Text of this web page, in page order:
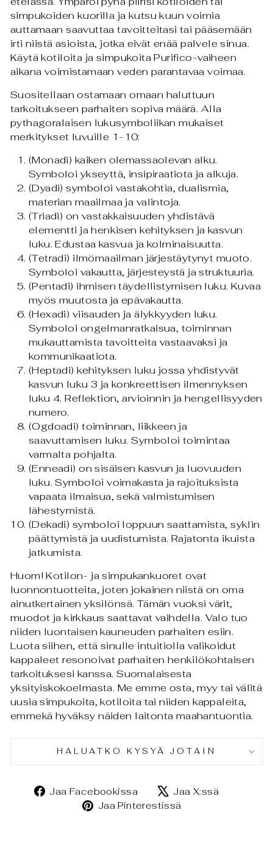
simpukoiden kuorilla ja kutsu kuun voimia
auttamaan saavuttaa tavoitteitasi tai pääsemään
irti niistä asioista, jotka eivät enää palvele sinua.
Käytä kotiloita ja simpukoita Purifico-vaiheen
aikana voimistamaan veden parantavaa voimaa.
Suositellaan ostamaan omaan haluttuun
tarkoitukseen parhaiten sopiva määrä. Alla
pythagoralaisen lukusymboliikan mukaiset
merkitykset luvuille 1-10:
(Monadi) kaiken olemassaolevan alku.
Symboloi ykseyttä, insipiraatiota ja alkuja.
(Dyadi) symboloi vastakohtia, dualismia,
materian maailmaa ja valintoja.
(Triadi) on vastakkaisuuden yhdistävä
elementti ja henkisen kehityksen ja kasvun
luku. Edustaa kasvua ja kolminaisuutta.
(Tetradi) ilmömaailman järjestäytynyt muoto.
Symboloi vakautta, järjesteystä ja struktuuria.
(Pentadi) ihmisen täydellistymisen luku. Kuvaa
myös muutosta ja epävakautta.
(Hexadi) viisauden ja älykkyyden luku.
Symboloi ongelmanratkaisua, toiminnan
mukauttamista tavoitteita vastaavaksi ja
kommunikaatiota.
(Heptadi) kehityksen luku jossa yhdistyvät
kasvun luku 3 ja konkreettisen ilmennyksen
luku 4. Reflektion, arvioinnin ja hengellisyyden
numero.
(Ogdoadi) toiminnan, liikkeen ja
saavuttamisen luku. Symboloi toimintaa
varmalta pohjalta.
(Enneadi) on sisäisen kasvun ja luovuuden
luku. Symboloi voimakasta ja rajoituksista
vapaata ilmaisua, sekä valmistumisen
lähestymistä.
(Dekadi) symboloi loppuun saattamista, syklin
päättymistä ja uudistumista. Rajatonta ikuista
jatkumista.
Huom! Kotilon- ja simpukankuoret ovat
luonnontuotteita, joten jokainen niistä on oma
ainutkertainen yksilönsä. Tämän vuoksi värit,
muodot ja kirkkaus saattavat vaihdella. Valo tuo
niiden luontaisen kauneuden parhaiten esiin.
Luota siihen, että sinulle intuitiolla valikoidut
kappaleet resonoivat parhaiten henkilökohtaisen
tarkoituksesi kanssa. Suomalaisesta
yksityiskokoelmasta. Me emme osta, myy tai välitä
uusia simpukoita, kotiloita tai niiden kappaleita,
emmekä hyväksy näiden laitonta maahantuontia.
HALUATKO KYSYÄ JOTAIN
Jaa Facebookissa
Jaa
Facebookissa
Jaa X:ssä
Jaa Pinterestissä